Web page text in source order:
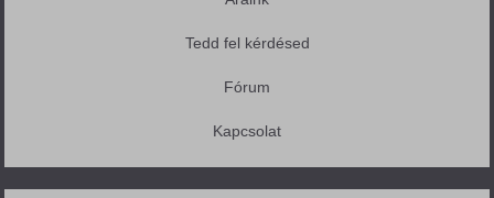
Tedd fel kérdésed
Fórum
Kapcsolat